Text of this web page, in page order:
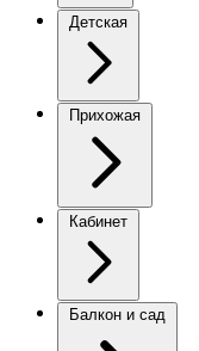
Детская
Прихожая
Кабинет
Балкон и сад